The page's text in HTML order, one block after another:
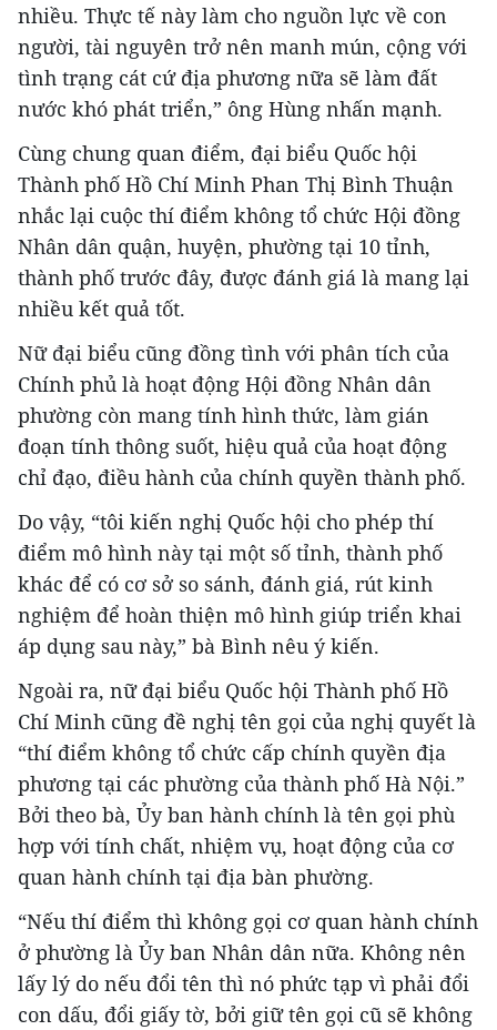
nhiều. Thực tế này làm cho nguồn lực về con
người, tài nguyên trở nên manh mún, cộng với
tình trạng cát cứ địa phương nữa sẽ làm đất
nước khó phát triển,” ông Hùng nhấn mạnh.
Cùng chung quan điểm, đại biểu Quốc hội
Thành phố Hồ Chí Minh Phan Thị Bình Thuận
nhắc lại cuộc thí điểm không tổ chức Hội đồng
Nhân dân quận, huyện, phường tại 10 tỉnh,
thành phố trước đây, được đánh giá là mang lại
nhiều kết quả tốt.
Nữ đại biểu cũng đồng tình với phân tích của
Chính phủ là hoạt động Hội đồng Nhân dân
phường còn mang tính hình thức, làm gián
đoạn tính thông suốt, hiệu quả của hoạt động
chỉ đạo, điều hành của chính quyền thành phố.
Do vậy, “tôi kiến nghị Quốc hội cho phép thí
điểm mô hình này tại một số tỉnh, thành phố
khác để có cơ sở so sánh, đánh giá, rút kinh
nghiệm để hoàn thiện mô hình giúp triển khai
áp dụng sau này,” bà Bình nêu ý kiến.
Ngoài ra, nữ đại biểu Quốc hội Thành phố Hồ
Chí Minh cũng đề nghị tên gọi của nghị quyết là
“thí điểm không tổ chức cấp chính quyền địa
phương tại các phường của thành phố Hà Nội.”
Bởi theo bà, Ủy ban hành chính là tên gọi phù
hợp với tính chất, nhiệm vụ, hoạt động của cơ
quan hành chính tại địa bàn phường.
“Nếu thí điểm thì không gọi cơ quan hành chính
ở phường là Ủy ban Nhân dân nữa. Không nên
lấy lý do nếu đổi tên thì nó phức tạp vì phải đổi
con dấu, đổi giấy tờ, bởi giữ tên gọi cũ sẽ không